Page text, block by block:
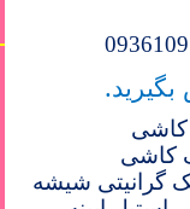
کاشی
گرانیتی شیشه